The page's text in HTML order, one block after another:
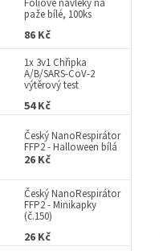
paže bílé, 100ks
86 Kč
1x 3v1 Chřipka
A/B/SARS-CoV-2
výtěrový test
54 Kč
Český NanoRespirátor
FFP2 - Halloween bílá
26 Kč
Český NanoRespirátor
FFP2 - Minikapky
(č.150)
26 Kč